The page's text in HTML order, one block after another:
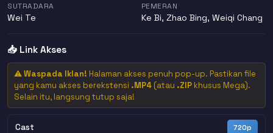
SUTRADARA
Wei Te
PEMERAN
Ke Bi, Zhao Bing, Weiqi Chang
📥 Link Akses
⚠️Waspada Iklan! Halaman akses penuh pop-up. Pastikan file
yang kamu akses berekstensi .MP4 (atau .ZIP khusus Mega).
Selain itu, langsung tutup saja!
Cast 720p